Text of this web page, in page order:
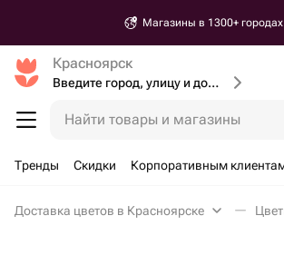
Магазины в 1300+ городах
Красноярск
Введите город, улицу и дом доставки
Найти товары и магазины
Тренды Скидки Корпоративным
Доставка цветов в Красноярске